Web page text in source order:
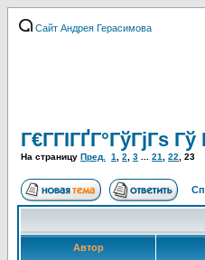
Сайт Андрея Герасимова
Г€Г­ГІГҐГ°ГўГјГѕ
На страницу Пред. 1 2 3 21 22 23
Автор